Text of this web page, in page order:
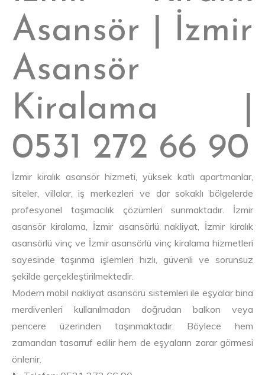
Asansör | İzmir
Asansör
Kiralama |
0531 272 66 90
İzmirkiralık asansör hizmeti, yüksek katlı apartmanlar,
siteler, villalar, iş merkezleri ve dar sokaklı bölgelerde
profesyonel taşımacılık çözümleri sunmaktadır. İzmir
asansör kiralama, İzmir asansörlü nakliyat, İzmir kiralık
asansörlü vinç ve İzmir asansörlü vinç kiralama hizmetleri
sayesinde taşınma işlemleri hızlı, güvenli ve sorunsuz
şekilde gerçekleştirilmektedir.
Modern mobil nakliyat asansörü sistemleri ile eşyalar bina
merdivenleri kullanılmadan doğrudan balkon veya
pencere üzerinden taşınmaktadır. Böylece hem
zamandan tasarruf edilir hem de eşyaların zarar görmesi
önlenir.